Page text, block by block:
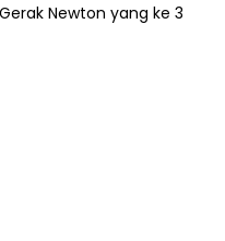
Newton yang ke 3